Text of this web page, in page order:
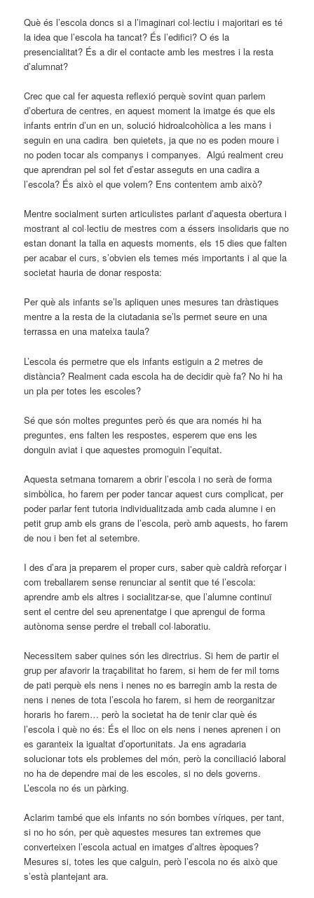
Què és l’escola doncs si a l’imaginari col·lectiu i majoritari es té
la idea que l’escola ha tancat? És l’edifici? O és la
presencialitat? És a dir el contacte amb les mestres i la resta
d’alumnat?
Crec que cal fer aquesta reflexió perquè sovint quan parlem
d’obertura de centres, en aquest moment la imatge és que els
infants entrin d’un en un, solució hidroalcohòlica a les mans i
seguin en una cadira ben quietets, ja que no es poden moure i
no poden tocar als companys i companyes. Algú realment creu
que aprendran pel sol fet d’estar asseguts en una cadira a
l’escola? És això el que volem? Ens contentem amb això?
Mentre socialment surten articulistes parlant d’aquesta obertura i
mostrant al col·lectiu de mestres com a éssers insolidaris que no
estan donant la talla en aquests moments, els 15 dies que falten
per acabar el curs, s’obvien els temes més importants i al que la
societat hauria de donar resposta:
Per què als infants se’ls apliquen unes mesures tan dràstiques
mentre a la resta de la ciutadania se’ls permet seure en una
terrassa en una mateixa taula?
L’escola és permetre que els infants estiguin a 2 metres de
distància? Realment cada escola ha de decidir què fa? No hi ha
un pla per totes les escoles?
Sé que són moltes preguntes però és que ara només hi ha
preguntes, ens falten les respostes, esperem que ens les
donguin aviat i que aquestes promoguin l’equitat.
Aquesta setmana tornarem a obrir l’escola i no serà de forma
simbòlica, ho farem per poder tancar aquest curs complicat, per
poder parlar fent tutoria individualitzada amb cada alumne i en
petit grup amb els grans de l’escola, però amb aquests, ho farem
de nou i ben fet al setembre.
I des d’ara ja preparem el proper curs, saber què caldrà reforçar i
com treballarem sense renunciar al sentit que té l’escola:
aprendre amb els altres i socialitzar-se, que l’alumne continuï
sent el centre del seu aprenentatge i que aprengui de forma
autònoma sense perdre el treball col·laboratiu.
Necessitem saber quines són les directrius. Si hem de partir el
grup per afavorir la traçabilitat ho farem, si hem de fer mil torns
de pati perquè els nens i nenes no es barregin amb la resta de
nens i nenes de tota l’escola ho farem, si hem de reorganitzar
horaris ho farem… però la societat ha de tenir clar què és
l’escola i què no és: És el lloc on els nens i nenes aprenen i on
es garanteix la igualtat d’oportunitats. Ja ens agradaria
solucionar tots els problemes del món, però la conciliació laboral
no ha de dependre mai de les escoles, si no dels governs.
L’escola no és un pàrking.
Aclarim també que els infants no són bombes víriques, per tant,
si no ho són, per què aquestes mesures tan extremes que
converteixen l’escola actual en imatges d’altres èpoques?
Mesures si, totes les que calguin, però l’escola no és això que
s’està plantejant ara.